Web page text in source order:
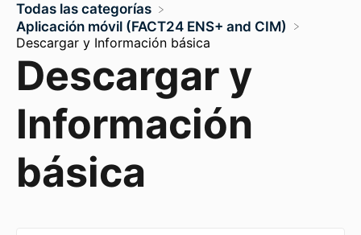
Todas las categorías
​Aplicación móvil (FACT24 ENS+ and CIM)
Descargar y Información básica
Descargar y
Información
básica